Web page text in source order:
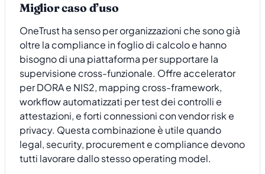
Miglior caso d’uso
OneTrust ha senso per organizzazioni che sono già
oltre la compliance in foglio di calcolo e hanno
bisogno di una piattaforma per supportare la
supervisione cross-funzionale. Offre accelerator
per DORA e NIS2, mapping cross-framework,
workflow automatizzati per test dei controlli e
attestazioni, e forti connessioni con vendor risk e
privacy. Questa combinazione è utile quando
legal, security, procurement e compliance devono
tutti lavorare dallo stesso operating model.